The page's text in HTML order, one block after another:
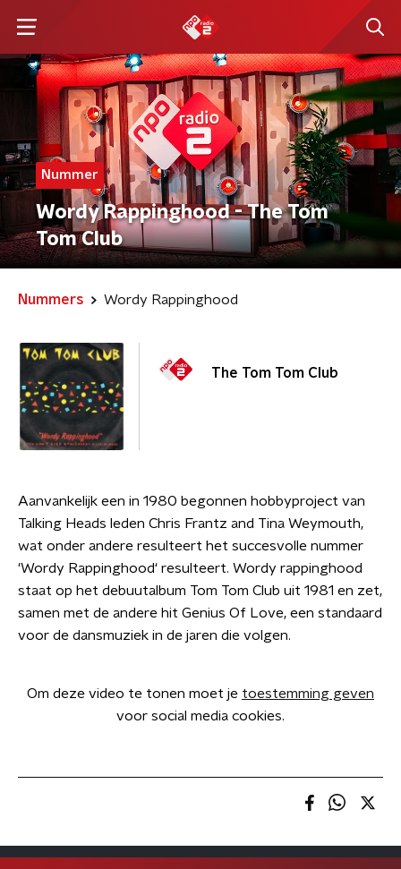
Nummer
Wordy Rappinghood - The Tom
Tom Club
Nummers Wordy Rappinghood
The Tom Tom Club
Aanvankelijk een in 1980 begonnen hobbyproject van
Talking Heads leden Chris Frantz and Tina Weymouth,
wat onder andere resulteert het succesvolle nummer
'Wordy Rappinghood‘ resulteert. Wordy rappinghood
staat op het debuutalbum Tom Tom Club uit 1981 en zet,
samen met de andere hit Genius Of Love, een standaard
voor de dansmuziek in de jaren die volgen.
Om deze video te tonen moet je toestemming geven
voor social media cookies.